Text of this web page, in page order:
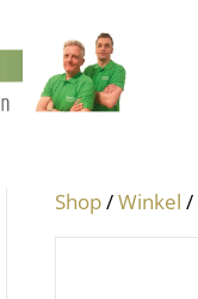
Shop/Winkel /